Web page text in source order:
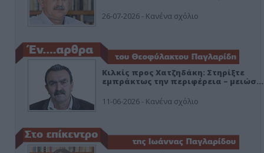
26-07-2026 - Κανένα σχόλιο
Κιλκίς προς Χατζηδάκη: Στηρίξτε
εμπράκτως την περιφέρεια – μειώσ…
11-06-2026 - Κανένα σχόλιο